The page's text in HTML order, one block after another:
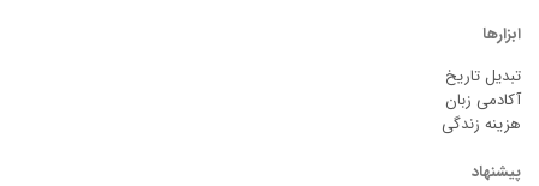
ابزارها
تبدیل تاریخ
آکادمی زبان
هزینه زندگی
پیشنهاد